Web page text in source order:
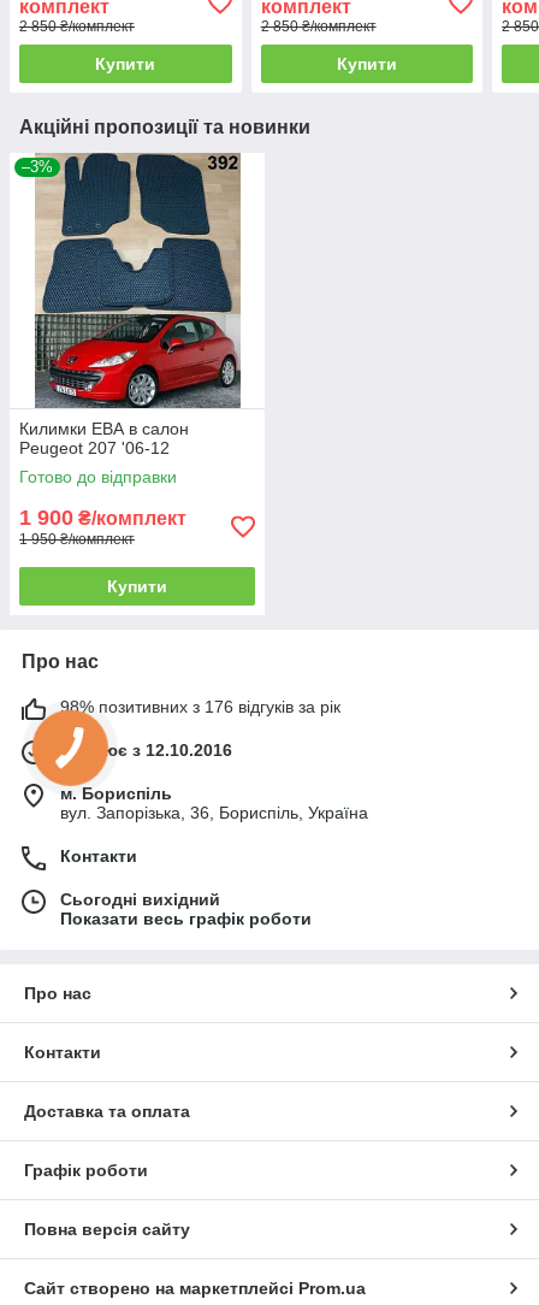
комплект
2 850 ₴/комплект
Купити
комплект
2 850 ₴/комплект
Купити
2
Акційні пропозиції та новинки
–3%
Килимки ЕВА в салон
Peugeot 207 '06-12
Готово до відправки
1 900 ₴/комплект
1 950 ₴/комплект
Купити
Про нас
98% позитивних з 176 відгуків за рік
Працює з 12.10.2016
м. Бориспіль
вул. Запорізька, 36, Бориспіль, Україна
Контакти
Сьогодні вихідний
Показати весь графік роботи
Про нас
Контакти
Доставка та оплата
Графік роботи
Повна версія сайту
Сайт створено на маркетплейсі Prom.ua